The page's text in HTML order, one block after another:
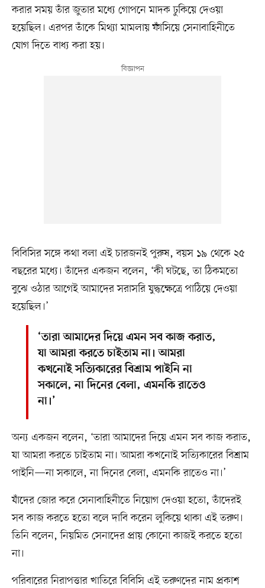
করার সময় তাঁর জুতার মধ্যে গোপনে মাদক ঢুকিয়ে দেওয়া
হয়েছিল। এরপর তাঁকে মিথ্যা মামলায় ফাঁসিয়ে সেনাবাহিনীতে
যোগ দিতে বাধ্য করা হয়।
বিবিসির সঙ্গে কথা বলা এই চারজনই পুরুষ, বয়স ১৯ থেকে ২৫
বছরের মধ্যে। তাঁদের একজন বলেন, ‘কী ঘটছে, তা ঠিকমতো
বুঝে ওঠার আগেই আমাদের সরাসরি যুদ্ধক্ষেত্রে পাঠিয়ে দেওয়া
হয়েছিল।’
‘তারা আমাদের দিয়ে এমন সব কাজ করাত,
যা আমরা করতে চাইতাম না। আমরা
কখনোই সত্যিকারের বিশ্রাম পাইনি না
সকালে, না দিনের বেলা, এমনকি রাতেও
না।’
অন্য একজন বলেন, ‘তারা আমাদের দিয়ে এমন সব কাজ করাত,
যা আমরা করতে চাইতাম না। আমরা কখনোই সত্যিকারের বিশ্রাম
পাইনি—না সকালে, না দিনের বেলা, এমনকি রাতেও না।’
যাঁদের জোর করে সেনাবাহিনীতে নিয়োগ দেওয়া হতো, তাঁদেরই
সব কাজ করতে হতো বলে দাবি করেন লুকিয়ে থাকা এই তরুণ।
তিনি বলেন, নিয়মিত সেনাদের প্রায় কোনো কাজই করতে হতো
না।
পরিবারের নিরাপত্তার খাতিরে বিবিসি এই তরুণদের নাম প্রকাশ